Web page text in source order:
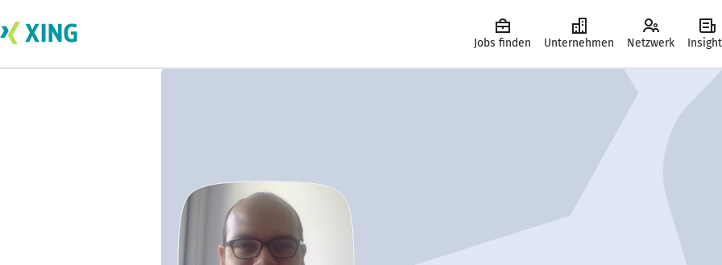
Jobs finden Unternehmen Netzwerk